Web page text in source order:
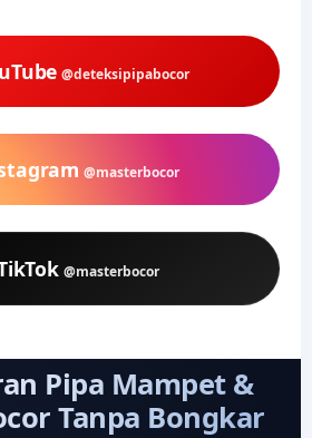
@deteksipipabocor
@masterbocor
@masterbocor
Pipa Mampet &
Tanpa Bongkar